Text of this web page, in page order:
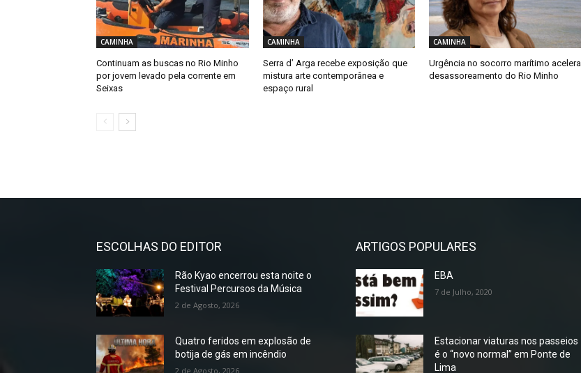
CAMINHA
Continuam as buscas no Rio Minho
por jovem levado pela corrente em
Seixas
CAMINHA
Serra d’ Arga recebe exposição que
mistura arte contemporânea e
espaço rural
CAMINHA
Urgência no socorro marítimo acelera
desassoreamento do Rio Minho
ESCOLHAS DO EDITOR
Rão Kyao encerrou esta noite o
Festival Percursos da Música
2 de Agosto, 2026
Quatro feridos em explosão de
botija de gás em incêndio
2 de Agosto, 2026
ARTIGOS POPULARES
EBA
7 de Julho, 2020
Estacionar viaturas nos passeios
é o “novo normal” em Ponte de
Lima